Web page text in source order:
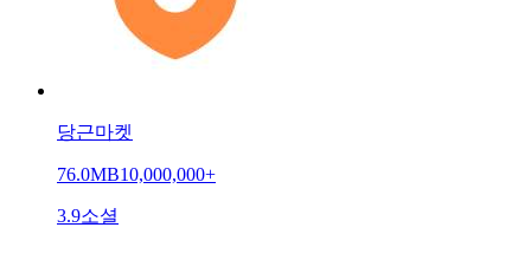
당근마켓
76.0MB10,000,000+
3.9소셜